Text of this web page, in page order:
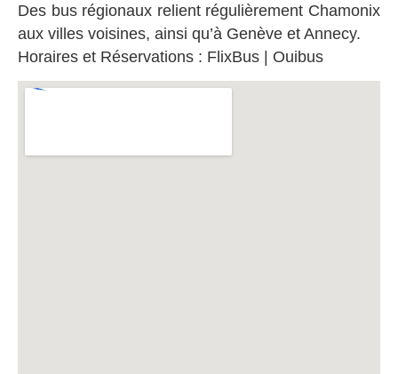
Des bus régionaux relient régulièrement Chamonix
aux villes voisines, ainsi qu’à Genève et Annecy.
Horaires et Réservations : FlixBus | Ouibus